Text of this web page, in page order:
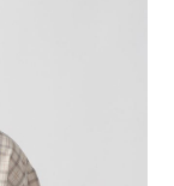
本公司不負相關責
戶狀況，依本公司即
本公司將視審查結果
現惡意使用之情形，
採取法律行動。